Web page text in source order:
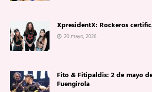
XpresidentX: Rockeros
20 mayo, 2026
Fito & Fitipaldis: 2 de mayo
Fuengirola